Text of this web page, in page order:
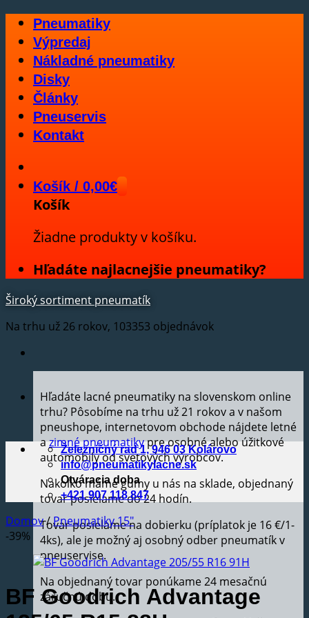
Skip
content
Pneumatiky
Výpredaj
Nákladné pneumatiky
Disky
Články
Pneuservis
Kontakt
Košík / 0,00€
Košík
Žiadne produkty v košíku.
Hľadáte najlacnejšie pneumatiky?
Široký sortiment pneumatík
Na trhu už 26 rokov, 103353 objednávok
Hľadáte lacné pneumatiky na slovenskom online
trhu? Pôsobíme na trhu už 21 rokov a v našom
pneushope, internetovom obchode nájdete letné
azimné pneumatikypre osobné alebo úžitkové
automobily od svetových výrobcov.
Nakoľko máme gumy u nás na sklade, objednaný
tovar posielame do 24 hodín.
Tovar posielame na dobierku (príplatok je 16 €/1-
4ks), ale je možný aj osobný odber pneumatík v
pneuservise.
Na objednaný tovar ponúkame 24 mesačnú
záručnú dobu.
Železničný rad 1, 946 03 Kolárovo
info@pneumatikylacne.sk
Otváracia doba
+421 907 118 847
Domov/Pneumatiky 15"
-39%
BF Goodrich Advantage